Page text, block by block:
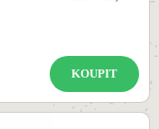
KOUPIT